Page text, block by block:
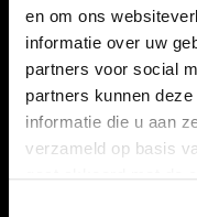
en om ons
informatie over uw
partners voor social
partners kunnen
informatie die u aan
verzameld op basis
VERHALEN
NIEUWS
KALENDER